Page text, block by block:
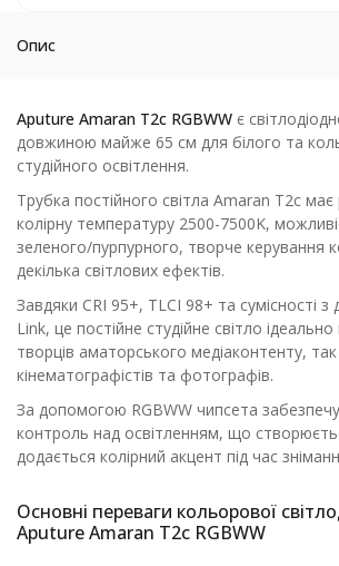
Опис
Aputure Amaran T2c RGBWW є
довжиною майже 65 см для білого та
студійного освітлення.
Трубка постійного світла Amaran T2c
колірну температуру 2500-7500K,
зеленого/пурпурного, творче керування
декілька світлових ефектів.
Завдяки CRI 95+, TLCI 98+ та сумісності
Link, це постійне студійне світло
творців аматорського медіаконтенту,
кінематографістів та фотографів.
За допомогою RGBWW чипсета
контроль над освітленням, що
додається колірний акцент під час
Основні переваги кольорової
Aputure Amaran T2c RGBWW